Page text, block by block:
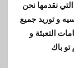
التي نقدمها نحن
و توريد جميع
التعبئة و
تو باك